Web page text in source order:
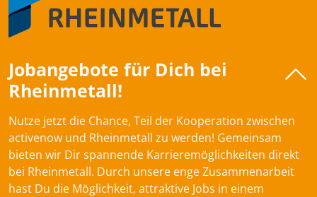
Jobangebote für Dich bei
Rheinmetall!
Nutze jetzt die Chance, Teil der Kooperation zwischen
activenow und Rheinmetall zu werden! Gemeinsam
bieten wir Dir spannende Karrieremöglichkeiten direkt
bei Rheinmetall. Durch unsere enge Zusammenarbeit
hast Du die Möglichkeit, attraktive Jobs in einem